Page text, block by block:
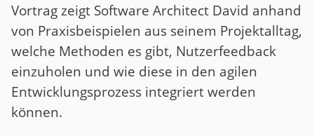
Vortrag zeigt Software Architect David anhand
von Praxisbeispielen aus seinem Projektalltag,
welche Methoden es gibt, Nutzerfeedback
einzuholen und wie diese in den agilen
Entwicklungsprozess integriert werden
können.